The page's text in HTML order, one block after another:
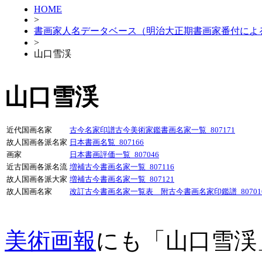
HOME
>
書画家人名データベース（明治大正期書画家番付によ
>
山口雪渓
山口雪渓
近代国画名家
古今名家印譜古今美術家鑑書画名家一覧_807171
故人国画各派名家 日本書画名覧_807166
画家
日本書画評価一覧_807046
近古国画各派名流 増補古今書画名家一覧_807116
故人国画各派大家 増補古今書画名家一覧_807121
故人国画名家
改訂古今書画名家一覧表 附古今書画名家印鑑譜
美術画報にも「山口雪